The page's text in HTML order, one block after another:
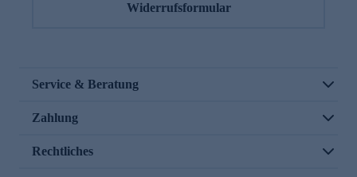
Widerrufsformular
Service & Beratung
Zahlung
Rechtliches